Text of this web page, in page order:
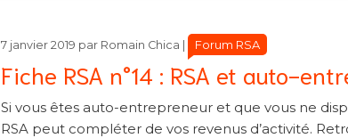
Fiche RSA n°14 : RSA et auto-
7 janvier 2019 par Romain Chica Catégories
Catégories
Forum RSA
Si vous êtes auto-entrepreneur et que vous ne
RSA peut compléter de vos revenus d’activité.